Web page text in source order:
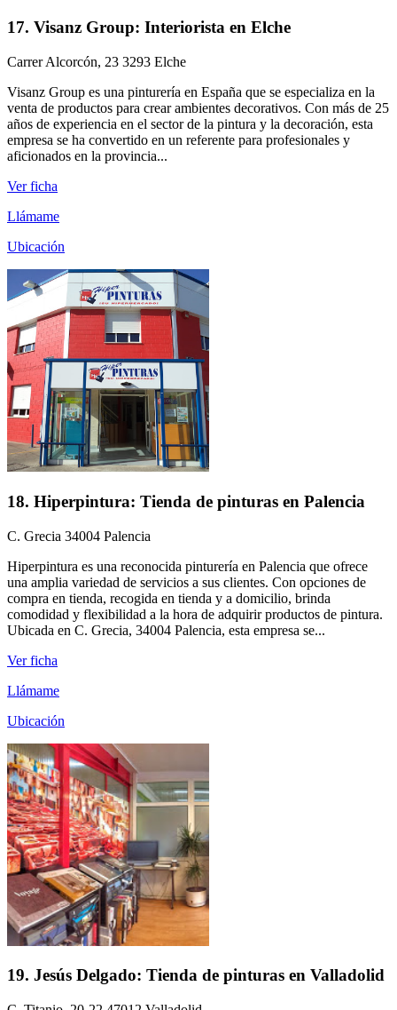
17. Visanz Group: Interiorista en Elche
Carrer Alcorcón, 23 3293 Elche
Visanz Group es una pinturería en España que se especializa en la
venta de productos para crear ambientes decorativos. Con más de 25
años de experiencia en el sector de la pintura y la decoración, esta
empresa se ha convertido en un referente para profesionales y
aficionados en la provincia...
Ver ficha
Llámame
Ubicación
18. Hiperpintura: Tienda de pinturas en Palencia
C. Grecia 34004 Palencia
Hiperpintura es una reconocida pinturería en Palencia que ofrece
una amplia variedad de servicios a sus clientes. Con opciones de
compra en tienda, recogida en tienda y a domicilio, brinda
comodidad y flexibilidad a la hora de adquirir productos de pintura.
Ubicada en C. Grecia, 34004 Palencia, esta empresa se...
Ver ficha
Llámame
Ubicación
19. Jesús Delgado: Tienda de pinturas en Valladolid